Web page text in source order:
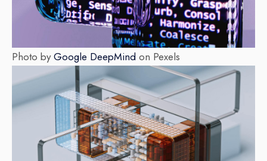
Photo byGoogle DeepMind on Pexels